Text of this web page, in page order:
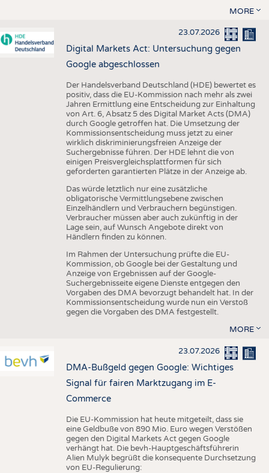
MORE
23.07.2026
Digital Markets Act: Untersuchung gegen
Google abgeschlossen
Der Handelsverband Deutschland (HDE) bewertet es
positiv, dass die EU-Kommission nach mehr als zwei
Jahren Ermittlung eine Entscheidung zur Einhaltung
von Art. 6, Absatz 5 des Digital Market Acts (DMA)
durch Google getroffen hat. Die Umsetzung der
Kommissionsentscheidung muss jetzt zu einer
wirklich diskriminierungsfreien Anzeige der
Suchergebnisse führen. Der HDE lehnt die von
einigen Preisvergleichsplattformen für sich
geforderten garantierten Plätze in der Anzeige ab.
Das würde letztlich nur eine zusätzliche
obligatorische Vermittlungsebene zwischen
Einzelhändlern und Verbrauchern begünstigen.
Verbraucher müssen aber auch zukünftig in der
Lage sein, auf Wunsch Angebote direkt von
Händlern finden zu können.
Im Rahmen der Untersuchung prüfte die EU-
Kommission, ob Google bei der Gestaltung und
Anzeige von Ergebnissen auf der Google-
Suchergebnisseite eigene Dienste entgegen den
Vorgaben des DMA bevorzugt behandelt hat. In der
Kommissionsentscheidung wurde nun ein Verstoß
gegen die Vorgaben des DMA festgestellt.
MORE
23.07.2026
DMA-Bußgeld gegen Google: Wichtiges
Signal für fairen Marktzugang im E-
Commerce
Die EU-Kommission hat heute mitgeteilt, dass sie
eine Geldbuße von 890 Mio. Euro wegen Verstößen
gegen den Digital Markets Act gegen Google
verhängt hat. Die bevh-Hauptgeschäftsführerin
Alien Mulyk begrüßt die konsequente Durchsetzung
von EU-Regulierung: